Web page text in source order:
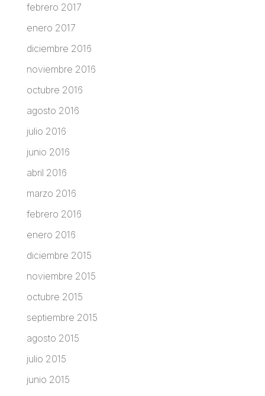
febrero 2017
enero 2017
diciembre 2016
noviembre 2016
octubre 2016
agosto 2016
julio 2016
junio 2016
abril 2016
marzo 2016
febrero 2016
enero 2016
diciembre 2015
noviembre 2015
octubre 2015
septiembre 2015
agosto 2015
julio 2015
junio 2015